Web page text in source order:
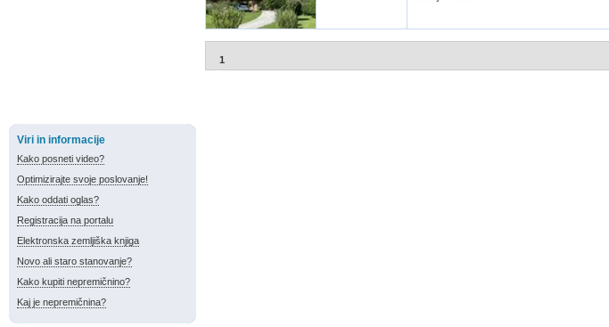
Viri in informacije
Kako posneti video?
Optimizirajte svoje poslovanje!
Kako oddati oglas?
Registracija na portalu
Elektronska zemljiška knjiga
Novo ali staro stanovanje?
Kako kupiti nepremičnino?
Kaj je nepremičnina?
1